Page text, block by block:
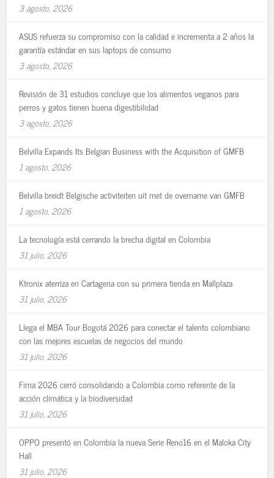
3 agosto, 2026
ASUS refuerza su compromiso con la calidad e incrementa a 2 años la
garantía estándar en sus laptops de consumo
3 agosto, 2026
Revisión de 31 estudios concluye que los alimentos veganos para
perros y gatos tienen buena digestibilidad
3 agosto, 2026
Belvilla Expands Its Belgian Business with the Acquisition of GMFB
1 agosto, 2026
Belvilla breidt Belgische activiteiten uit met de overname van GMFB
1 agosto, 2026
La tecnología está cerrando la brecha digital en Colombia
31 julio, 2026
Ktronix aterriza en Cartagena con su primera tienda en Mallplaza
31 julio, 2026
Llega el MBA Tour Bogotá 2026 para conectar el talento colombiano
con las mejores escuelas de negocios del mundo
31 julio, 2026
Fima 2026 cerró consolidando a Colombia como referente de la
acción climática y la biodiversidad
31 julio, 2026
OPPO presentó en Colombia la nueva Serie Reno16 en el Maloka City
Hall
31 julio, 2026